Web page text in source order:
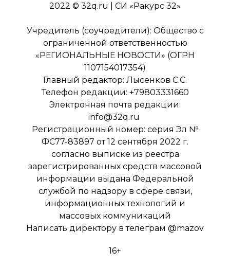
2022 © 32q.ru | СИ «Ракурс 32»
Учредитель (соучредители): Общество с
ограниченной ответственностью
«РЕГИОНАЛЬНЫЕ НОВОСТИ» (ОГРН
1107154017354)
Главный редактор: Лысенков С.С.
Телефон редакции: +79803331660
Электронная почта редакции:
info@32q.ru
Регистрационный номер: серия Эл №
ФС77-83897 от 12 сентября 2022 г.
согласно выписке из реестра
зарегистрированных средств массовой
информации выдана Федеральной
службой по надзору в сфере связи,
информационных технологий и
массовых коммуникаций
Написать директору в телеграм @mazov
16+